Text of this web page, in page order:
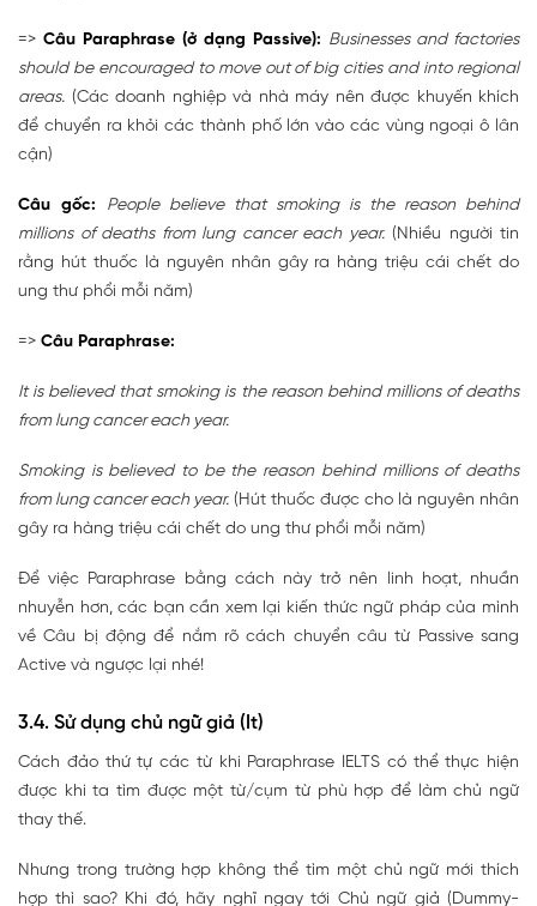
=> Câu Paraphrase (ở dạng Passive): Businesses and factories
should be encouraged to move out of big cities and into regional
areas. (Các doanh nghiệp và nhà máy nên được khuyến khích
để chuyển ra khỏi các thành phố lớn vào các vùng ngoại ô lân
cận)
Câu gốc:
People believe that smoking is the reason behind
millions of deaths from lung cancer each year.(Nhiều người tin
rằng hút thuốc là nguyên nhân gây ra hàng triệu cái chết do
ung thư phổi mỗi năm)
=> Câu Paraphrase:
It is believed that smoking is the reason behind millions of deaths
from lung cancer each year.
Smoking is believed to be the reason behind millions of deaths
from lung cancer each year. (Hút thuốc được cho là nguyên nhân
gây ra hàng triệu cái chết do ung thư phổi mỗi năm)
Để việc Paraphrase bằng cách này trở nên linh hoạt, nhuần
nhuyễn hơn, các bạn cần xem lại kiến thức ngữ pháp của mình
về Câu bị động để nắm rõ cách chuyển câu từ Passive sang
Active và ngược lại nhé!
3.4. Sử dụng chủ ngữ giả (It)
Cách đảo thứ tự các từ khi Paraphrase IELTS có thể thực hiện
được khi ta tìm được một từ/cụm từ phù hợp để làm chủ ngữ
thay thế.
Nhưng trong trường hợp không thể tìm một chủ ngữ mới thích
hợp thì sao? Khi đó, hãy nghĩ ngay tới Chủ ngữ giả (Dummy-